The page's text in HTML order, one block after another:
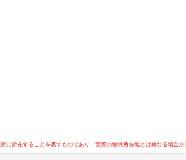
に所在することを表すものであり、実際の物件所在地とは異なる場合が